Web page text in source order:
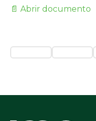
📄 Abrir documento